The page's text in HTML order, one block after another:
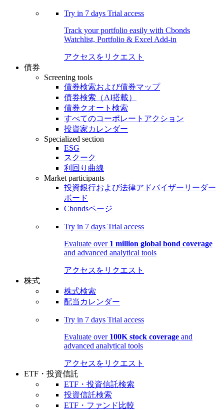
Try in 7 days Trial access
Track your portfolio easily with Cbonds
Watchlist, Portfolio & Excel Add-in
アクセスをリクエスト
債券
Screening tools
債券検索および債券マップ
債券検索（AI搭載）
債券クオート検索
すべてのコーポレートアクション
投資家カレンダー
Specialized section
ESG
スクーク
利回り曲線
Market participants
投資銀行および法律アドバイザーリーダー
ボード
Cbondsページ
Try in 7 days Trial access
Evaluate over 1 million global bond coverage
and advanced analytical tools
アクセスをリクエスト
株式
株式検索
配当カレンダー
Try in 7 days Trial access
Evaluate over 100K stock coverage and
advanced analytical tools
アクセスをリクエスト
ETF・投資信託
ETF・投資信託検索
投資信託検索
ETF・ファンド比較